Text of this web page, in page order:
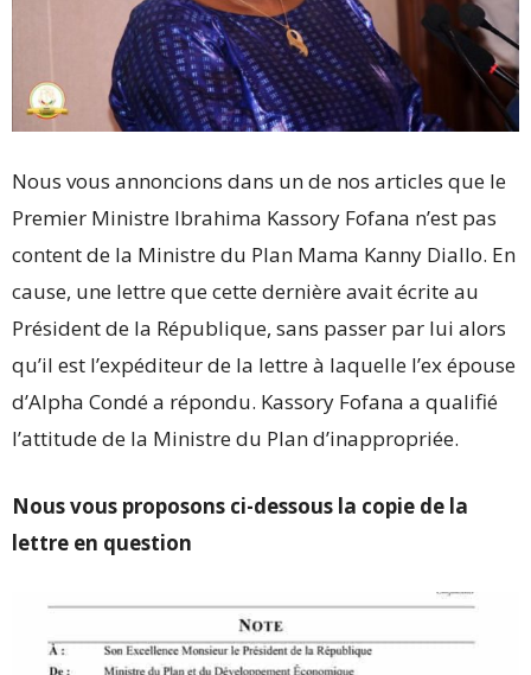
Nous vous annoncions dans un de nos articles que le
Premier Ministre Ibrahima Kassory Fofana n’est pas
content de la Ministre du Plan Mama Kanny Diallo. En
cause, une lettre que cette dernière avait écrite au
Président de la République, sans passer par lui alors
qu’il est l’expéditeur de la lettre à laquelle l’ex épouse
d’Alpha Condé a répondu. Kassory Fofana a qualifié
l’attitude de la Ministre du Plan d’inappropriée.
Nous vous proposons ci-dessous la copie de la
lettre en question